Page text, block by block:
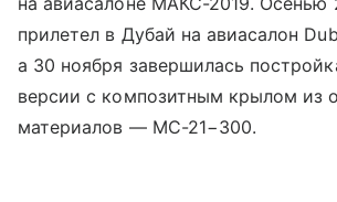
прилетел в Дубай на авиасалон
а 30 ноября завершилась
версии с композитным крылом из
материалов — МС-21−300.